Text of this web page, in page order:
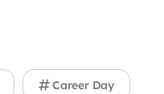
Career Day